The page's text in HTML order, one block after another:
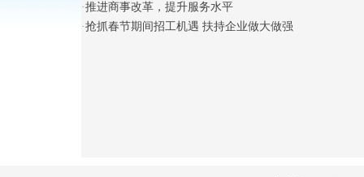
·推进商事改革，提升服务水平
·抢抓春节期间招工机遇 扶持企业做大做强